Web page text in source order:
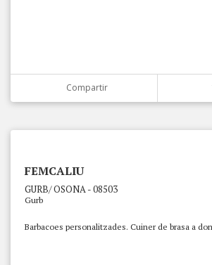
Compartir
FEMCALIU
GURB/ OSONA - 08503
Gurb
Barbacoes personalitzades. Cuiner de brasa a